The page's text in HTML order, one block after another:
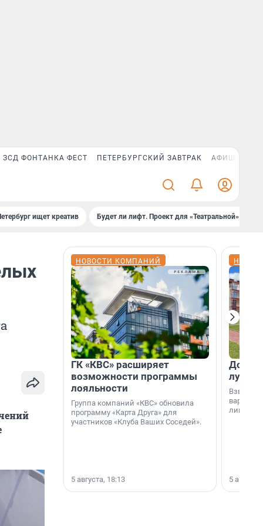
ЗСД ФОНТАНКА ФЕСТ ПЕТЕРБУРГСКИЙ ЗАВТРАК АФИША PLUS
ищет креатив Будет ли лифт. Проект для «Театральной»
НОВОСТИ КОМПАНИЙ
ГК «КВС» расширяет
возможности программы
лояльности
Группа компаний «КВС» обновила
программу «Карта Друга» для
участников «Клуба Ваших Соседей».
5 августа, 18:13
Дом
лучше
лишнего
5